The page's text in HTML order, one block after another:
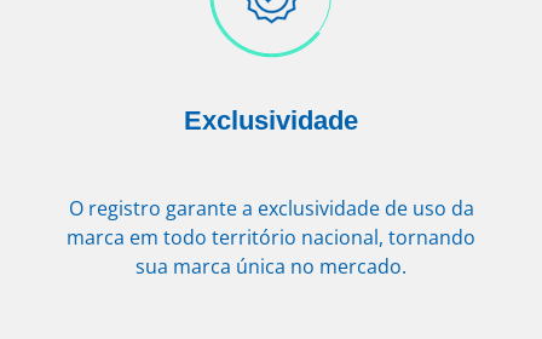
Exclusividade
O registro garante a exclusividade de uso da
marca em todo território nacional, tornando
sua marca única no mercado.